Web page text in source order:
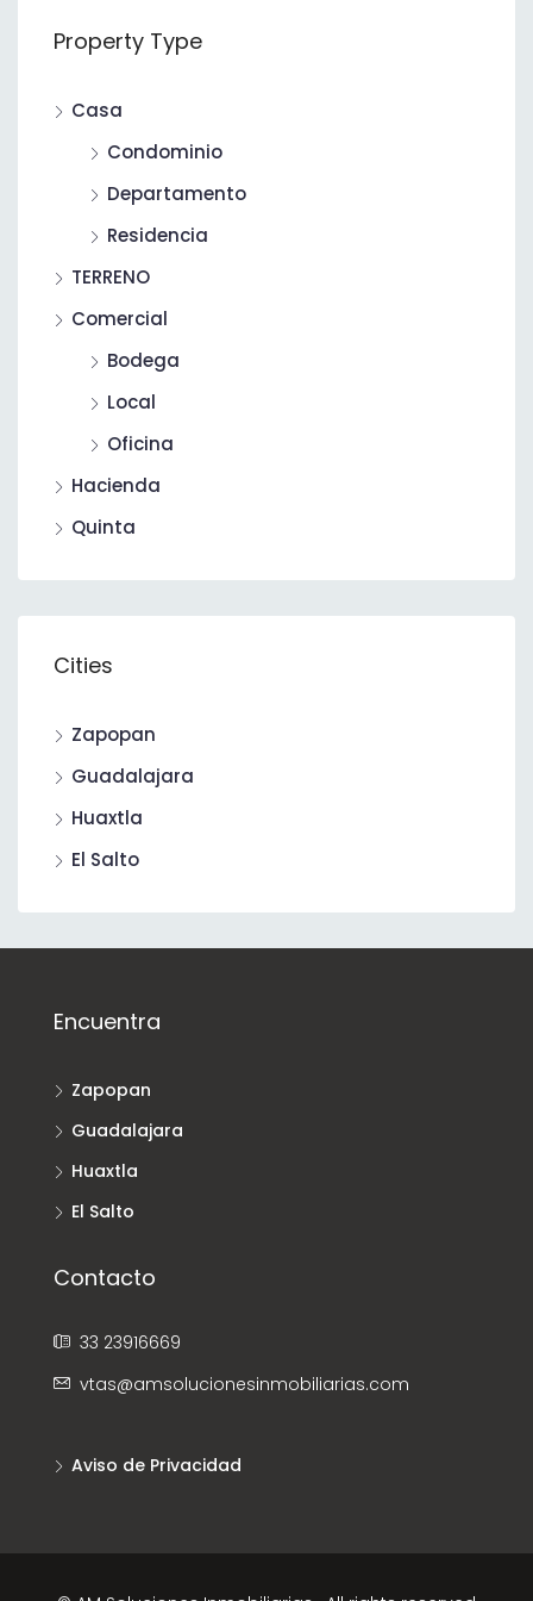
Property Type
Casa
Condominio
Departamento
Residencia
TERRENO
Comercial
Bodega
Local
Oficina
Hacienda
Quinta
Cities
Zapopan
Guadalajara
Huaxtla
El Salto
Encuentra
Zapopan
Guadalajara
Huaxtla
El Salto
Contacto
33 23916669
vtas@amsolucionesinmobiliarias.com
Aviso de Privacidad